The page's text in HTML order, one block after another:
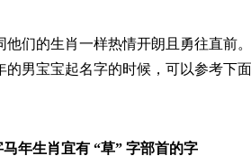
他们的生肖一样热情开朗且勇往直前
的男宝宝起名字的时候，可以参考下
马年生肖宜有 “草” 字部首的字